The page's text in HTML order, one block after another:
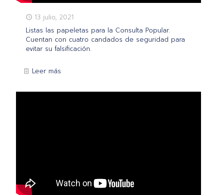
13 julio, 2021
Listas las papeletas para la Consulta Popular.
Cuentan con cuatro candados de seguridad para
evitar su falsificación.
Leer más